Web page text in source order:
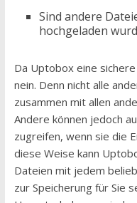
Sind andere
hochgeladen
Da Uptobox eine
nein. Denn nicht alle
zusammen mit allen
Andere können jedoch
zugreifen, wenn sie die
diese Weise kann
Dateien mit jedem
zur Speicherung für Sie